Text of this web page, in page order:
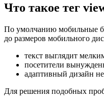
Что такое тег
По умолчанию мобильные
до размеров мобильного
текст выглядит
посетители
адаптивный дизайн
Для решения подобных